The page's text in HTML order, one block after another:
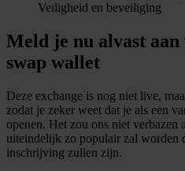
Veiligheid en beveiliging
Meld je nu alvast
swap wallet
Deze exchange is nog niet live,
zodat je zeker weet dat je als een
openen. Het zou ons niet verbazen
uiteindelijk zo populair zal worden
inschrijving zullen zijn.